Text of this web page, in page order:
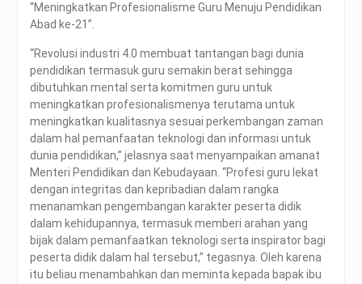
“Meningkatkan Profesionalisme Guru Menuju Pendidikan
Abad ke-21”.
“Revolusi industri 4.0 membuat tantangan bagi dunia
pendidikan termasuk guru semakin berat sehingga
dibutuhkan mental serta komitmen guru untuk
meningkatkan profesionalismenya terutama untuk
meningkatkan kualitasnya sesuai perkembangan zaman
dalam hal pemanfaatan teknologi dan informasi untuk
dunia pendidikan,” jelasnya saat menyampaikan amanat
Menteri Pendidikan dan Kebudayaan. “Profesi guru lekat
dengan integritas dan kepribadian dalam rangka
menanamkan pengembangan karakter peserta didik
dalam kehidupannya, termasuk memberi arahan yang
bijak dalam pemanfaatkan teknologi serta inspirator bagi
peserta didik dalam hal tersebut,” tegasnya. Oleh karena
itu beliau menambahkan dan meminta kepada bapak ibu